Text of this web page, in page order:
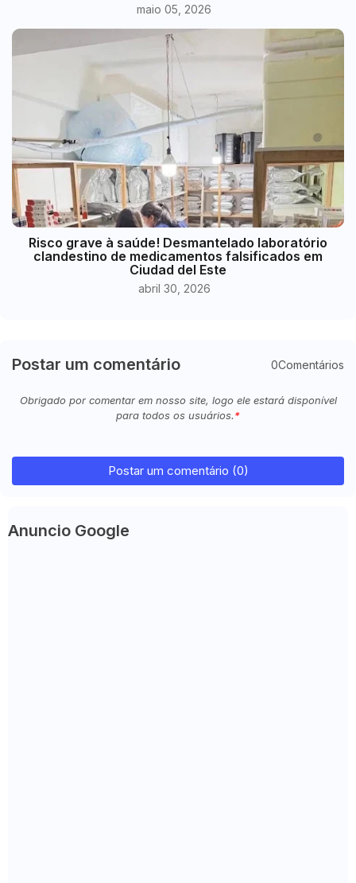
maio 05, 2026
Risco grave à saúde! Desmantelado laboratório
clandestino de medicamentos falsificados em
Ciudad del Este
abril 30, 2026
Postar um comentário 0Comentários
Obrigado por comentar em nosso site, logo ele estará disponível
para todos os usuários.
Postar um comentário (0)
Anuncio Google